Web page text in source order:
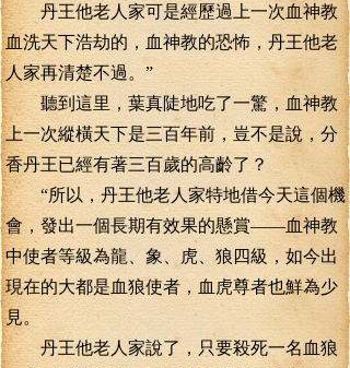
丹王他老人家可是經歷過上一次血神教
血洗天下浩劫的，血神教的恐怖，丹王他老
人家再清楚不過。”
聽到這里，葉真陡地吃了一驚，血神教
上一次縱橫天下是三百年前，豈不是說，分
香丹王已經有著三百歲的高齡了？
“所以，丹王他老人家特地借今天這個機
會，發出一個長期有效果的懸賞——血神教
中使者等級為龍、象、虎、狼四級，如今出
現在的大都是血狼使者，血虎尊者也鮮為少
見。
丹王他老人家說了，只要殺死一名血狼